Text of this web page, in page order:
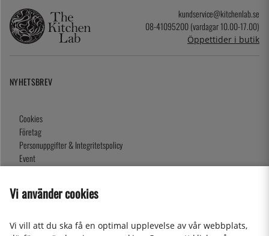
kundservice@kitchenlab.se
08-41095200 (vardagar 10.00-17.00)
Öppettider i butik
NYHETSBREV
Cookies
Företag
Personuppgifter & Integritetspolicy
Event
Presentkort
Vi använder cookies
Vi vill att du ska få en optimal upplevelse av vår webbplats,